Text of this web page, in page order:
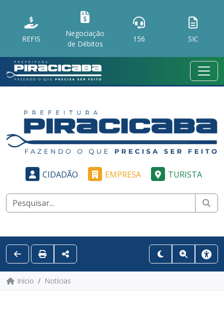
REFIS
Negociação
de Débitos
156 SIC
CIDADÃO EMPRESA TURISTA
Início Notícias